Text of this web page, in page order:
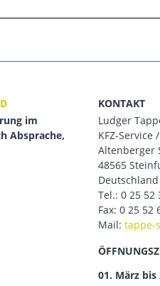
im
Absprache,
KONTAKT
Ludger
KFZ-
Altenberger
48565
Deutschland
Tel.: 0 25 52
Fax: 0 25 52
Mail:
01. März